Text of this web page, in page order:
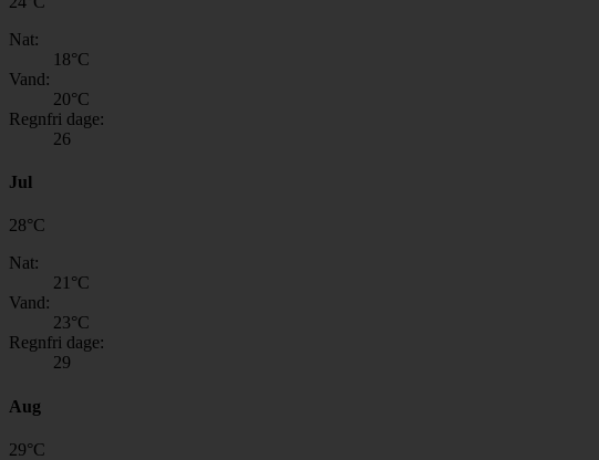
Nat:
18°C
Vand:
20°C
Regnfri dage:
26
Jul
28°C
Nat:
21 °C
Vand:
23°C
Regnfri dage:
29
Aug
29°C